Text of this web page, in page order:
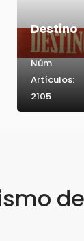
Destino
Núm.
Artículos:
2105